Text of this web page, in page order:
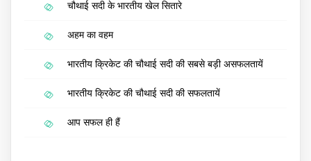
चौथाई सदी के भारतीय खेल सितारे
अहम का वहम
भारतीय क्रिकेट की चौथाई सदी की सबसे बड़ी असफलतायें
भारतीय क्रिकेट की चौथाई सदी की सफलतायें
आप सफल ही हैं